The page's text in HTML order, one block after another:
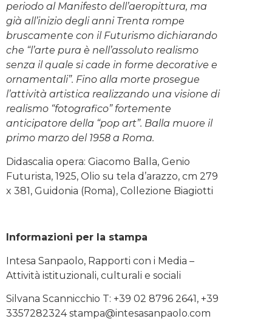
periodo al Manifesto dell’aeropittura, ma
già all’inizio degli anni Trenta rompe
bruscamente con il Futurismo dichiarando
che “l’arte pura è nell’assoluto realismo
senza il quale si cade in forme decorative e
ornamentali”. Fino alla morte prosegue
l’attività artistica realizzando una visione di
realismo “fotografico” fortemente
anticipatore della “pop art”. Balla muore il
primo marzo del 1958 a Roma.
Didascalia opera: Giacomo Balla, Genio
Futurista, 1925, Olio su tela d’arazzo, cm 279
x 381, Guidonia (Roma), Collezione Biagiotti
Informazioni per la stampa
Intesa Sanpaolo, Rapporti con i Media –
Attività istituzionali, culturali e sociali
Silvana Scannicchio T: +39 02 8796 2641, +39
3357282324 stampa@intesasanpaolo.com